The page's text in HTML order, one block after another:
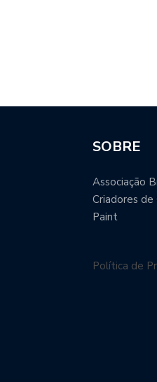
SOBRE
Associação
Criadores de
Paint
Política de